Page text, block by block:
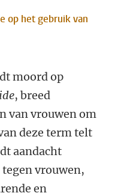
op het gebruik van
moord op
, breed
van vrouwen om
deze term telt
aandacht
vrouwen,
en